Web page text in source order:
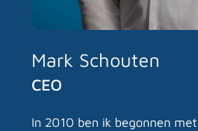
Mark Schouten
CEO
In 2010 ben ik begonnen